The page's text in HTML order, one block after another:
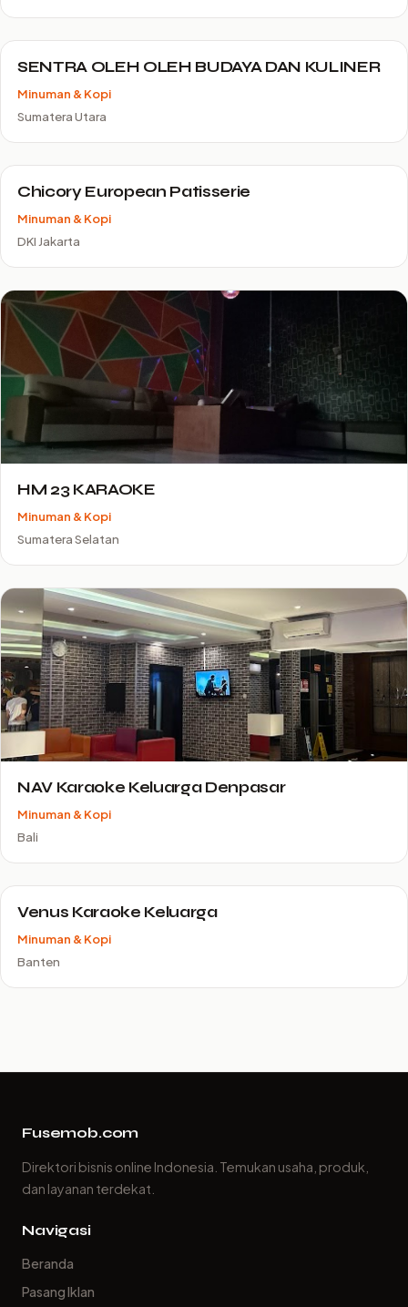
SENTRA OLEH OLEH BUDAYA DAN KULINER
Minuman & Kopi
Sumatera Utara
Chicory European Patisserie
Minuman & Kopi
DKI Jakarta
HM 23 KARAOKE
Minuman & Kopi
Sumatera Selatan
NAV Karaoke Keluarga Denpasar
Minuman & Kopi
Bali
Venus Karaoke Keluarga
Minuman & Kopi
Banten
Fusemob.com
Direktori bisnis online Indonesia. Temukan usaha, produk,
dan layanan terdekat.
Navigasi
Beranda
Pasang Iklan